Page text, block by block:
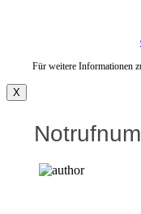
Für weitere Informationen
X